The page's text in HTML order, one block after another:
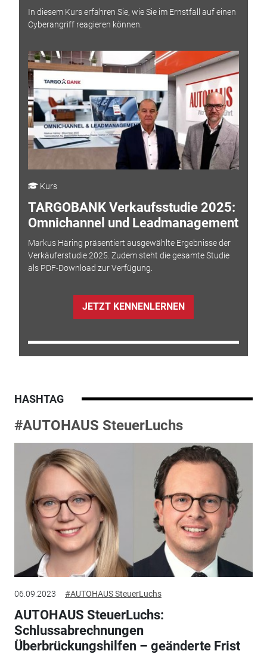
In diesem Kurs erfahren Sie, wie Sie im Ernstfall auf einen
Cyberangriff reagieren können.
Kurs
TARGOBANK Verkaufsstudie 2025:
Omnichannel und Leadmanagement
Markus Häring präsentiert ausgewählte Ergebnisse der
Verkäuferstudie 2025. Zudem steht die gesamte Studie
als PDF-Download zur Verfügung.
JETZT KENNENLERNEN
HASHTAG
#AUTOHAUS SteuerLuchs
06.09.2023 #AUTOHAUS SteuerLuchs
AUTOHAUS SteuerLuchs:
Schlussabrechnungen
Überbrückungshilfen – geänderte Frist